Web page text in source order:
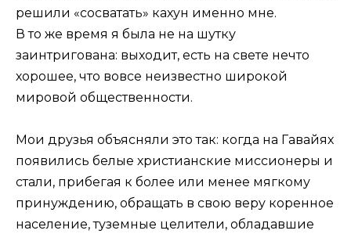
решили «сосватать» кахун именно мне.
В то же время я была не на шутку
заинтригована: выходит, есть на свете нечто
хорошее, что вовсе неизвестно широкой
мировой общественности.
Мои друзья объясняли это так: когда на Гавайях
появились белые христианские миссионеры и
стали, прибегая к более или менее мягкому
принуждению, обращать в свою веру коренное
население, туземные целители, обладавшие